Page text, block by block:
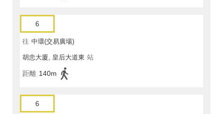
6
往 中環(交易廣場)
胡忠大廈, 皇后大道東 站
距離 140m
6